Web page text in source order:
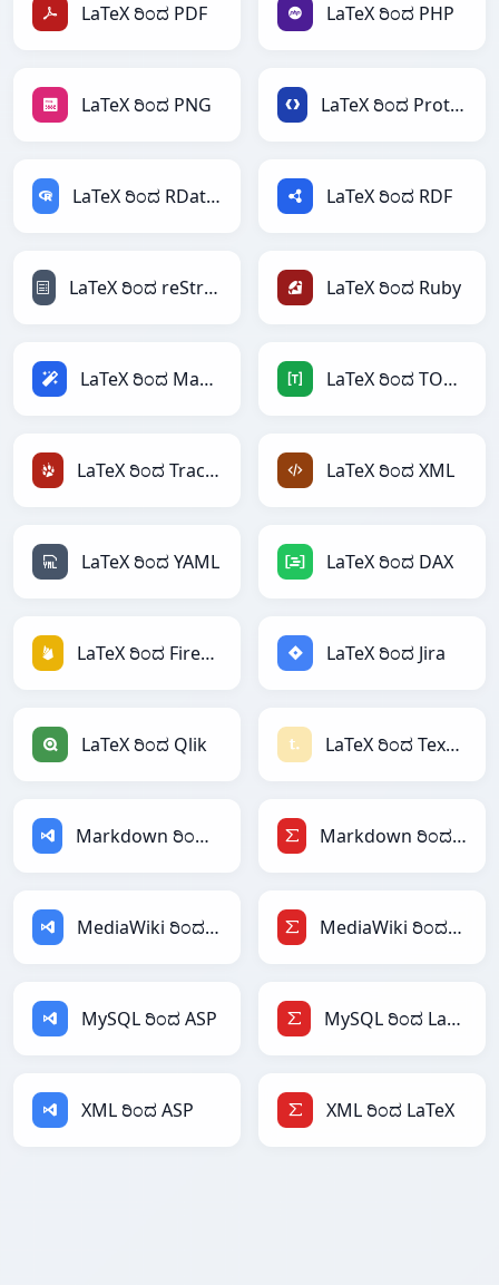
LaTeX ರಿಂದ PDF LaTeX ರಿಂದ PHP
LaTeX ರಿಂದ PNG LaTeX ರಿಂದ Protobuf
LaTeX ರಿಂದ RDataFrame LaTeX ರಿಂದ RDF
LaTeX ರಿಂದ reStructuredText LaTeX ರಿಂದ Ruby
LaTeX ರಿಂದ Magic LaTeX ರಿಂದ TOML
LaTeX ರಿಂದ TracWiki LaTeX ರಿಂದ XML
LaTeX ರಿಂದ YAML LaTeX ರಿಂದ DAX
LaTeX ರಿಂದ Firebase LaTeX ರಿಂದ Jira
LaTeX ರಿಂದ Qlik LaTeX ರಿಂದ Textile
Markdown ರಿಂದ ASP Markdown ರಿಂದ LaTeX
MediaWiki ರಿಂದ ASP MediaWiki ರಿಂದ LaTeX
MySQL ರಿಂದ ASP MySQL ರಿಂದ LaTeX
XML ರಿಂದ ASP XML ರಿಂದ LaTeX